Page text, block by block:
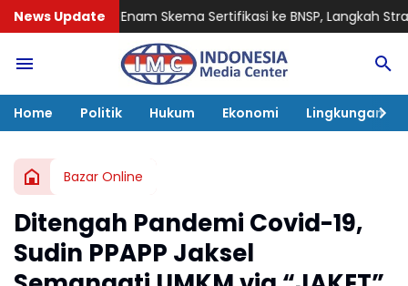
News Update
Sertifikasi ke BNSP, Langkah Strategis Tingkatkan
Home Politik Hukum Ekonomi Lingkungan
Bazar Online
Ditengah Pandemi Covid-19,
Sudin PPAPP Jaksel